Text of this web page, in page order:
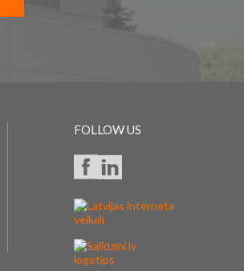
FOLLOW US